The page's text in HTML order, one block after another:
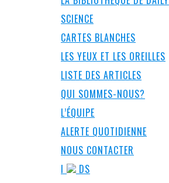
SCIENCE
CARTES BLANCHES
LES YEUX ET LES OREILLES
LISTE DES ARTICLES
QUI SOMMES-NOUS?
L’ÉQUIPE
ALERTE QUOTIDIENNE
NOUS CONTACTER
I
DS